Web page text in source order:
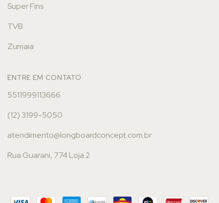
Super Fins
TVB
Zumaia
ENTRE EM CONTATO
5511999113666
(12) 3199-5050
atendimento@longboardconcept.com.br
Rua Guarani, 774 Loja 2